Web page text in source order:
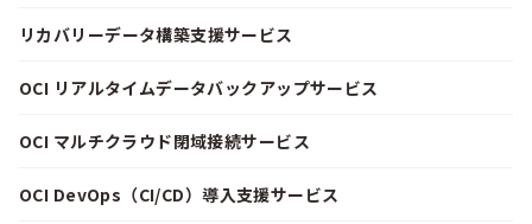
リカバリーデータ構築支援サービス
OCI リアルタイムデータバックアップサービス
OCI マルチクラウド閉域接続サービス
OCI DevOps（CI/CD）導入支援サービス